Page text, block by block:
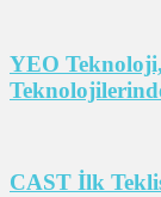
YEO
CAST İlk